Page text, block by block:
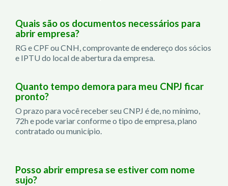
Quais são os documentos necessários para
abrir empresa?
RG e CPF ou CNH, comprovante de endereço dos sócios
e IPTU do local de abertura da empresa.
Quanto tempo demora para meu CNPJ ficar
pronto?
O prazo para você receber seu CNPJ é de, no mínimo,
72h e pode variar conforme o tipo de empresa, plano
contratado ou município.
Posso abrir empresa se estiver com nome
sujo?